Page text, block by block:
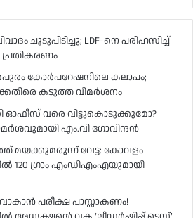
ചൂടുപിടിച്ചു; LDF-നെ പരിഹസിച്ച്
പ്രതികരണം
കോർപറേഷനിലെ കലാപം;
കടുത്ത വിമർശനം
ഓഫീസ് വരെ വിട്ടുകൊടുക്കുമോ?
എം.വി ഗോവിന്ദൻ
മയക്കുമരുന്ന് വേട്ട: കോവളം
120 ഗ്രാം എംഡിഎംഎയുമായി
പരീക്ഷ പാസ്സാകണം!